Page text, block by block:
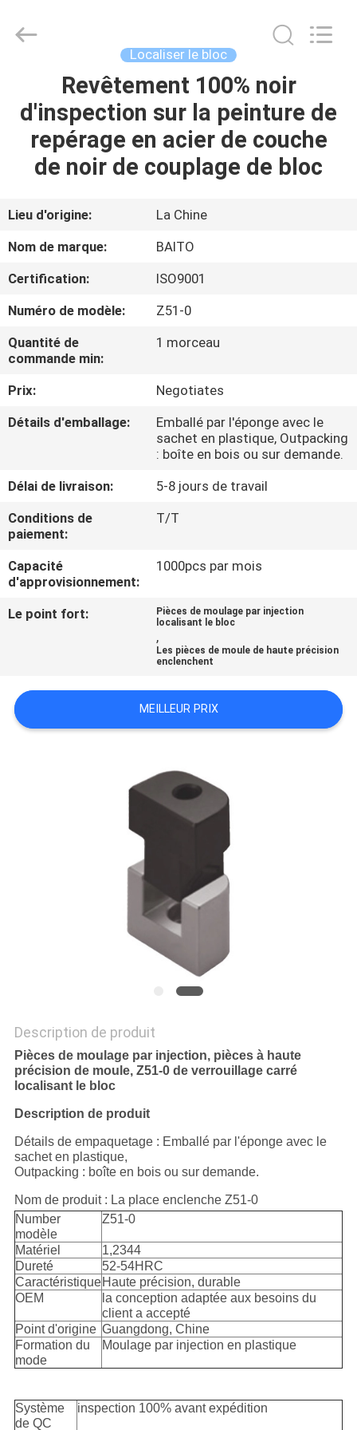
MAISON
PRODUITS
SUJET
DE
NOUS
VISITE
D'USINE
CONTRÔLE
DE
NOUS
DEMANDEZ
UNE
PLAN
DU
SITE
Baitong
Precision
Reserved.
Localiser le bloc
Revêtement 100% noir
d'inspection sur la peinture de
repérage en acier de couche
de noir de couplage de bloc
Lieu d'origine:
La Chine
Nom de marque:
BAITO
Certification:
ISO9001
Numéro de modèle:
Z51-0
Quantité de
commande min:
1 morceau
Prix:
Negotiates
Détails d'emballage:
Emballé par l'éponge avec le
sachet en plastique, Outpacking
: boîte en bois ou sur demande.
Délai de livraison:
5-8 jours de travail
Conditions de
paiement:
T/T
Capacité
d'approvisionnement:
1000pcs par mois
Le point fort:
Pièces de moulage par injection
localisant le bloc
,
Les pièces de moule de haute précision
enclenchent
MEILLEUR PRIX
Description de produit
Pièces de moulage par injection, pièces à haute
précision de moule, Z51-0 de verrouillage carré
localisant le bloc
Description de produit
Détails de empaquetage : Emballé par l'éponge avec le
sachet en plastique,
Outpacking : boîte en bois ou sur demande.
Nom de produit : La place enclenche Z51-0
Number
modèle
Z51-0
Matériel
1,2344
Dureté
52-54HRC
CaractéristiqueHaute précision, durable
OEM
la conception adaptée aux besoins du
client a accepté
Point d'origine Guangdong, Chine
Formation du
mode
Moulage par injection en plastique
Système
de QC
inspection 100% avant expédition